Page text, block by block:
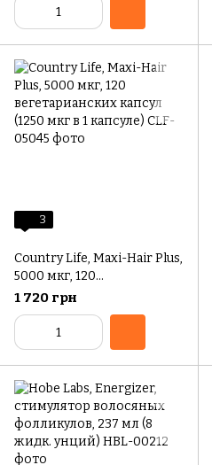
3
Country Life, Maxi-Hair Plus,
5000 мкг, 120
вегетарианских капсул
(1250 мкг в 1 капсуле)
1 720 грн